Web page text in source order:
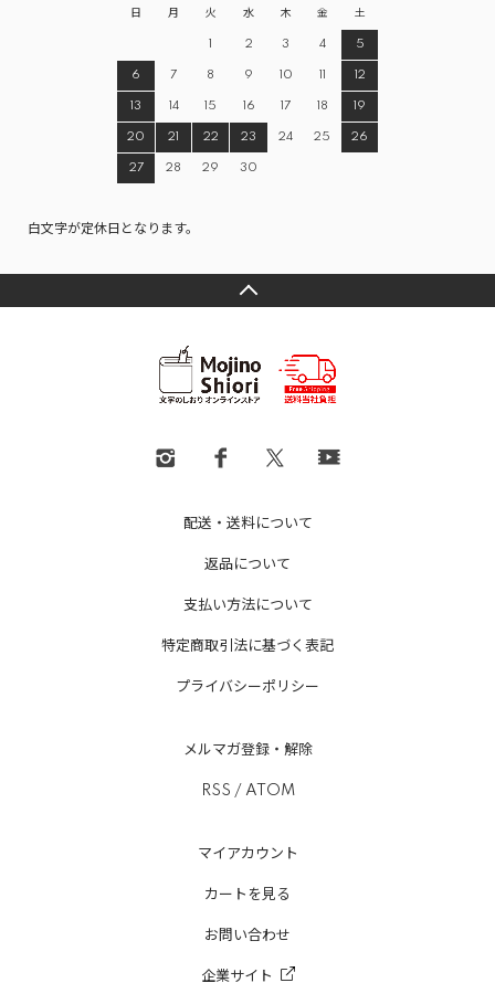
日 月 火 水 木 金 土
1 2 3 4 5
6 7 8 9 10 11 12
13 14 15 16 17 18 19
20 21 22 23 24 25 26
27 28 29 30
白文字が定休日となります。
配送・送料について
返品について
支払い方法について
特定商取引法に基づく表記
プライバシーポリシー
メルマガ登録・解除
RSS / ATOM
マイアカウント
カートを見る
お問い合わせ
企業サイト